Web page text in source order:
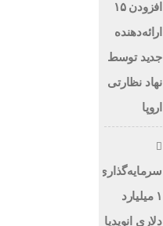
افزودن ۱۵
ارائه‌دهنده
جدید توسط
نهاد نظارتی
اروپا
سرمایه‌گذاری
۱ میلیارد
دلاری انویدیا